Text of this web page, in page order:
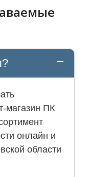
магазин ПК
онлайн и
области